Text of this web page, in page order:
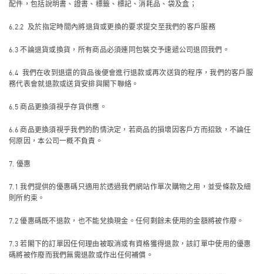
配件，包括說明書、證書、標籤、標記、消耗品、袋及盒；
6.2.2 及於指定時間內將退貨或更換的要求提交至我們的客戶服務
6.3 不論退貨或換貨，所有商品必須連同包裝交予速遞公司退回我們。
6.4 我們在收到退還的貨品後便會進行退款或再次送貨的程序，我們的客戶服
務代表會就退款或送貨安排與閣下聯絡。
6.5 商品更換須視乎存貨供應。
6.6 商品更換須視乎我們的酌情決定，若商品的損壞因客戶方而招致，不論任
何原因，本公司一概不負責。
7. 優惠
7.1 我們提供的優惠碼只適用於透過我們網站作單次購物之用，並受條款及細
則所約束。
7.2 優惠碼既不退款，也不能兌換現金。任何剩餘未使用的金額將被作廢。
7.3 若閣下的訂單因任何理由被取消或有資格獲得退款，該訂單中使用的優惠
碼將被作廢而我們無需退款或作出任何補償。